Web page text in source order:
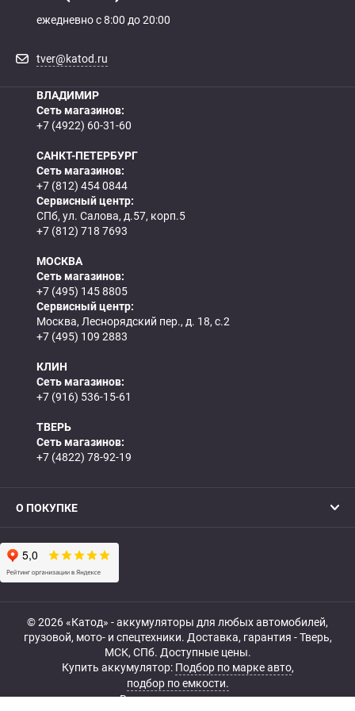
ежедневно с 8:00 до 20:00
tver@katod.ru
ВЛАДИМИР
Сеть магазинов:
+7 (4922) 60-31-60
САНКТ-ПЕТЕРБУРГ
Сеть магазинов:
+7 (812) 454 0844
Сервисный центр:
СПб, ул. Салова, д.57, корп.5
+7 (812) 718 7693
МОСКВА
Сеть магазинов:
+7 (495) 145 8805
Сервисный центр:
Москва, Леснорядский пер., д. 18, с.2
+7 (495) 109 2883
КЛИН
Сеть магазинов:
+7 (916) 536-15-61
ТВЕРЬ
Сеть магазинов:
+7 (4822) 78-92-19
О ПОКУПКЕ
© 2026 «Катод» - аккумуляторы для любых автомобилей,
грузовой, мото- и спецтехники. Доставка, гарантия - Тверь,
МСК, СПб. Доступные цены.
Купить аккумулятор: Подбор по марке авто,
подбор по емкости.
Все права защищены.